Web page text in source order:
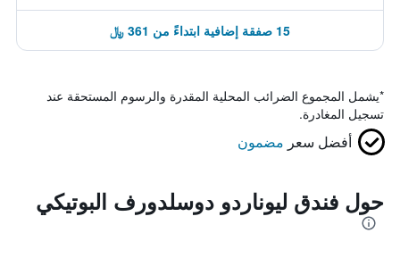
15 صفقة إضافية ابتداءً من 361 ﷼
*يشمل المجموع الضرائب المحلية المقدرة والرسوم المستحقة عند
تسجيل المغادرة.
أفضل سعر مضمون
حول فندق ليوناردو دوسلدورف البوتيكي